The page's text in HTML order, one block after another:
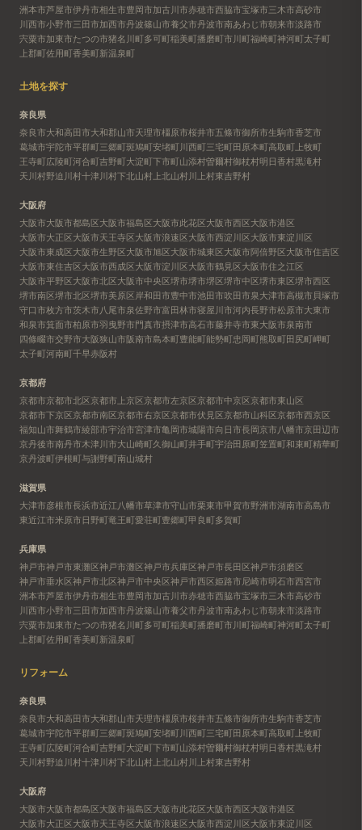
洲本市芦屋市伊丹市相生市豊岡市加古川市赤穂市西脇市宝塚市三木市高砂市
川西市小野市三田市加西市丹波篠山市養父市丹波市南あわじ市朝来市淡路市
宍粟市加東市たつの市猪名川町多可町稲美町播磨町市川町福崎町神河町太子町
上郡町佐用町香美町新温泉町
土地を探す
奈良県
奈良市大和高田市大和郡山市天理市橿原市桜井市五條市御所市生駒市香芝市
葛城市宇陀市平群町三郷町斑鳩町安堵町川西町三宅町田原本町高取町 上牧町
王寺町広陵町河合町吉野町大淀町下市町山添村曽爾村御杖村明日香村黒滝村
天川村野迫川村十津川村下北山村 上北山村川上村東吉野村
大阪府
大阪市大阪市都島区大阪市福島区大阪市此花区大阪市西区大阪市港区
大阪市大正区大阪市天王寺区大阪市浪速区大阪市西淀川区大阪市東淀川区
大阪市東成区大阪市生野区大阪市旭区大阪市城東区大阪市阿倍野区大阪市住吉区
大阪市東住吉区大阪市西成区大阪市淀川区大阪市鶴見区大阪市住之江区
大阪市平野区大阪市北区大阪市中央区堺市堺市堺区堺市中区堺市東区堺市西区
堺市南区堺市北区堺市美原区岸和田市豊中市池田市吹田市泉大津市高槻市 貝塚市
守口市枚方市茨木市八尾市泉佐野市富田林市寝屋川市河内長野市松原市大東市
和泉市箕面市柏原市羽曳野市門真市摂津市高石市藤井寺市東大阪市泉南市
四條畷市交野市大阪狭山市阪南市島本町豊能町能勢町忠岡町熊取町田尻町岬町
太子町河南町千早赤阪村
京都府
京都市京都市北区京都市上京区京都市左京区京都市中京区京都市東山区
京都市下京区京都市南区京都市右京区京都市伏見区京都市山科区京都市西京区
福知山市舞鶴市綾部市宇治市宮津市亀岡市城陽市向日市長岡京市八幡市京田辺市
京丹後市南丹市木津川市大山崎町久御山町井手町宇治田原町笠置町和束町精華町
京丹波町伊根町与謝野町南山城村
滋賀県
大津市彦根市長浜市近江八幡市草津市守山市栗東市甲賀市野洲市湖南市高島市
東近江市米原市日野町竜王町愛荘町豊郷町甲良町多賀町
兵庫県
神戸市神戸市東灘区神戸市灘区神戸市兵庫区神戸市長田区神戸市須磨区
神戸市垂水区神戸市北区神戸市中央区神戸市西区姫路市尼崎市明石市西宮市
洲本市芦屋市伊丹市相生市豊岡市加古川市赤穂市西脇市宝塚市三木市高砂市
川西市小野市三田市加西市丹波篠山市養父市丹波市南あわじ市朝来市淡路市
宍粟市加東市たつの市猪名川町多可町稲美町播磨町市川町福崎町神河町太子町
上郡町佐用町香美町新温泉町
リフォーム
奈良県
奈良市大和高田市大和郡山市天理市橿原市桜井市五條市御所市生駒市香芝市
葛城市宇陀市平群町三郷町斑鳩町安堵町川西町三宅町田原本町高取町 上牧町
王寺町広陵町河合町吉野町大淀町下市町山添村曽爾村御杖村明日香村黒滝村
天川村野迫川村十津川村下北山村 上北山村川上村東吉野村
大阪府
大阪市大阪市都島区大阪市福島区大阪市此花区大阪市西区大阪市港区
大阪市大正区大阪市天王寺区大阪市浪速区大阪市西淀川区大阪市東淀川区